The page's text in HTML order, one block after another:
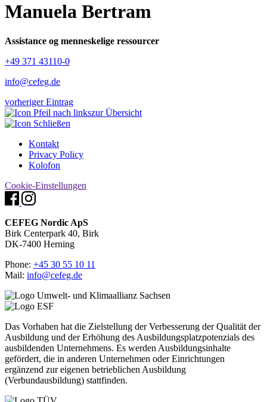
Manuela Bertram
Assistance og menneskelige ressourcer
+49 371 43110-0
info@cefeg.de
vorheriger Eintrag
zur Übersicht
Kontakt
Privacy Policy
Kolofon
Cookie-Einstellungen
CEFEG Nordic ApS
Birk Centerpark 40, Birk
DK-7400 Herning
Phone: +45 30 55 10 11
Mail: info@cefeg.de
Das Vorhaben hat die Zielstellung der Verbesserung der Qualität der
Ausbildung und der Erhöhung des Ausbildungsplatzpotenzials des
ausbildenden Unternehmens. Es werden Ausbildungsinhalte
gefördert, die in anderen Unternehmen oder Einrichtungen
ergänzend zur eigenen betrieblichen Ausbildung
(Verbundausbildung) stattfinden.